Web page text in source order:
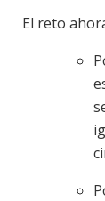
El reto